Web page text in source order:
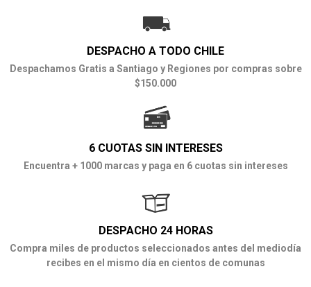
DESPACHO A TODO CHILE
Despachamos Gratis a Santiago y Regiones por compras sobre
$150.000
6 CUOTAS SIN INTERESES
Encuentra + 1000 marcas y paga en 6 cuotas sin intereses
DESPACHO 24 HORAS
Compra miles de productos seleccionados antes del mediodía
recibes en el mismo día en cientos de comunas